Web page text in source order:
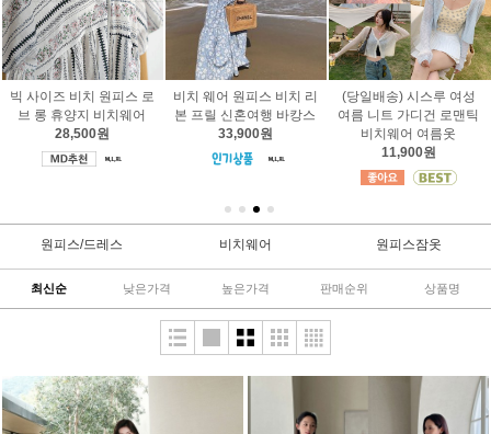
여성 부드러운 잠옷 러블
리 홈웨어 실내복 체리 가
디건 3피스
23,900원
브라캡 슬립 실크 레이스
허니문웨어
9,700원
빅사이즈 비치웨어 데님
팬츠 99사이즈 여름옷
28,700원
원피스/드레스 비치웨어 원피스잠옷
최신순 낮은가격 높은가격 판매순위 상품명